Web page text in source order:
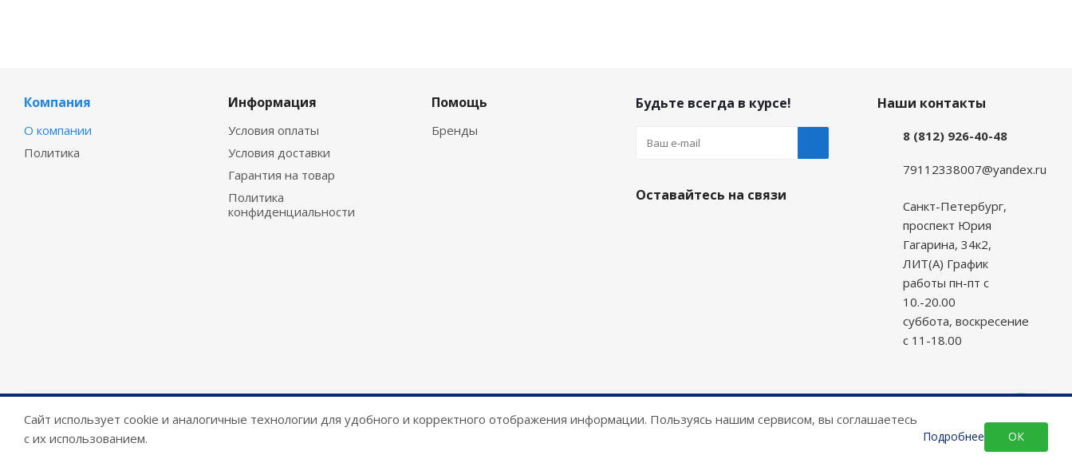
Компания
О компании
Политика
Информация
Условия оплаты
Условия доставки
Гарантия на товар
Политика
конфиденциальности
Помощь
Бренды
Будьте всегда в курсе!
Оставайтесь на связи
Наши контакты
8 (812) 926-40-48
79112338007@yandex.ru
Санкт-Петербург,
проспект Юрия
Гагарина, 34к2,
ЛИТ(А) График
работы пн-пт с
10.-20.00
суббота, воскресение
с 11-18.00
2026 © Armor Key
Сайт использует cookie и аналогичные технологии для удобного и корректного отображения информации. Пользуясь нашим сервисом, вы соглашаетесь
с их использованием.
Подробнее ОК